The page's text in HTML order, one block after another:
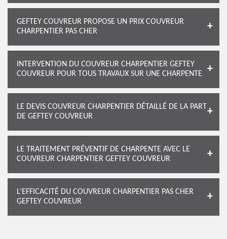
GEFTEY COUVREUR PROPOSE UN PRIX COUVREUR
CHARPENTIER PAS CHER
INTERVENTION DU COUVREUR CHARPENTIER GEFTEY
COUVREUR POUR TOUS TRAVAUX SUR UNE CHARPENTE
LE DEVIS COUVREUR CHARPENTIER DÉTAILLÉ DE LA PART
DE GEFTEY COUVREUR
LE TRAITEMENT PRÉVENTIF DE CHARPENTE AVEC LE
COUVREUR CHARPENTIER GEFTEY COUVREUR
L’EFFICACITÉ DU COUVREUR CHARPENTIER PAS CHER
GEFTEY COUVREUR